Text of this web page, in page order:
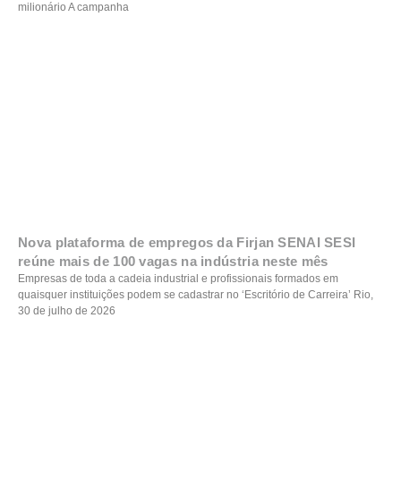
milionário A campanha
Nova plataforma de empregos da Firjan SENAI SESI
reúne mais de 100 vagas na indústria neste mês
Empresas de toda a cadeia industrial e profissionais formados em
quaisquer instituições podem se cadastrar no ‘Escritório de Carreira’ Rio,
30 de julho de 2026